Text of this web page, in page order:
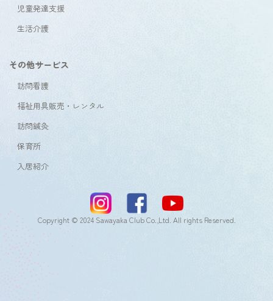
児童発達支援
生活介護
その他サービス
訪問看護
福祉用具販売・レンタル
訪問鍼灸
保育所
入居紹介
Copyright © 2024 Sawayaka Club Co.,Ltd. All rights Reserved.